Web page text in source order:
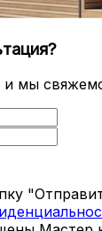
и мы